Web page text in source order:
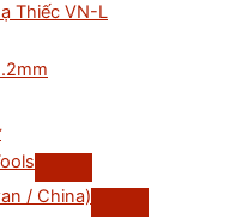
Thiếc VN-L
/ China)